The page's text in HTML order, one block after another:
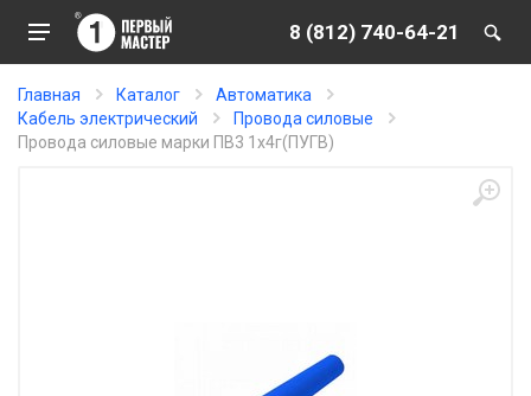
8 (812) 740-64-21
Главная Каталог
Автоматика
Кабель электрический
Провода силовые
Провода силовые марки ПВ3 1х4г(ПУГВ)